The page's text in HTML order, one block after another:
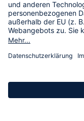
HSE International